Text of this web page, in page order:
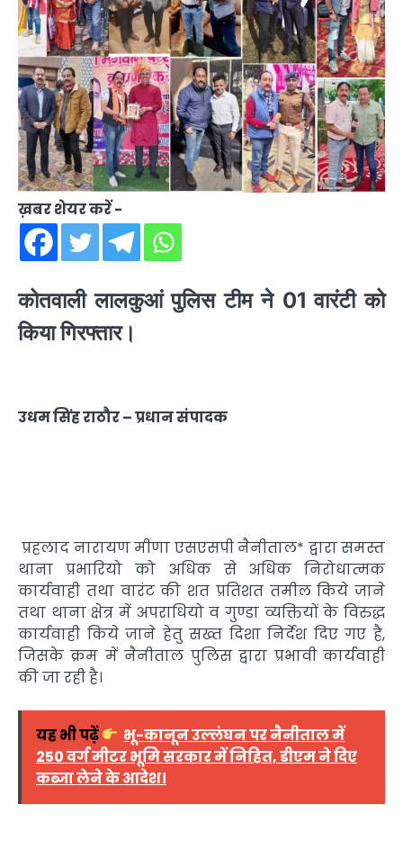
ख़बर शेयर करें -
कोतवाली लालकुआं पुलिस टीम ने 01 वारंटी को
किया गिरफ्तार।
उधम सिंह राठौर – प्रधान संपादक
प्रहलाद नारायण मीणा एसएसपी नैनीताल* द्वारा समस्त
थाना प्रभारियो को अधिक से अधिक निरोधात्मक
कार्यवाही तथा वारंट की शत प्रतिशत तमील किये जाने
तथा थाना क्षेत्र में अपराधियो व गुण्डा व्यक्तियों के विरुद्ध
कार्यवाही किये जाने हेतु सख्त दिशा निर्देश दिए गए है,
जिसके क्रम में नैनीताल पुलिस द्वारा प्रभावी कार्यवाही
की जा रही है।
यह भी पढ़ें
भू-कानून उल्लंघन पर नैनीताल में
250 वर्ग मीटर भूमि सरकार में निहित, डीएम ने दिए
कब्जा लेने के आदेश।